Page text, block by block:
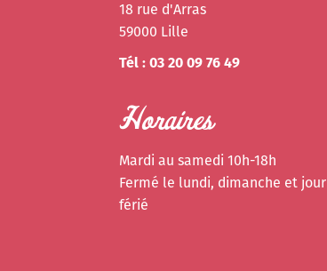
18 rue d'Arras
59000 Lille
Tél : 03 20 09 76 49
Horaires
Mardi au samedi 10h-18h
Fermé le lundi, dimanche et jour
férié